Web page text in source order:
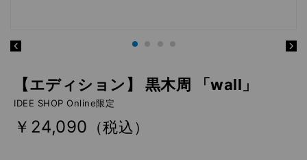
【エディション】 黒木周 「wall」
IDEE SHOP Online限定
￥24,090 （税込）